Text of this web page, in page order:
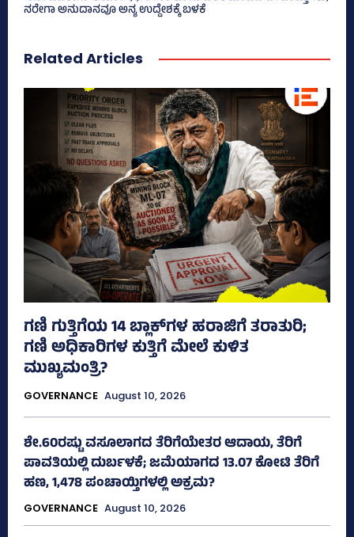
ನರೇಗಾ ಅನುದಾನವೂ ಅನ್ಯ ಉದ್ದೇಶಕ್ಕೆ ಬಳಕೆ
Related Articles
ಗಣಿ ಗುತ್ತಿಗೆಯ 14 ಬ್ಲಾಕ್‌ಗಳ ಹರಾಜಿಗೆ ತರಾತುರಿ;
ಗಣಿ ಅಧಿಕಾರಿಗಳ ಕುತ್ತಿಗೆ ಮೇಲೆ ಕುಳಿತ
ಮುಖ್ಯಮಂತ್ರಿ?
GOVERNANCE August 10, 2026
ಶೇ.60ರಷ್ಟು ವಸೂಲಾಗದ ತೆರಿಗೆಯೇತರ ಆದಾಯ, ತೆರಿಗೆ
ಪಾವತಿಯಲ್ಲಿ ದುರ್ಬಳಕೆ; ಜಮೆಯಾಗದ 13.07 ಕೋಟಿ ತೆರಿಗೆ
ಹಣ, 1,478 ಪಂಚಾಯ್ತಿಗಳಲ್ಲಿ ಅಕ್ರಮ?
GOVERNANCE August 10, 2026